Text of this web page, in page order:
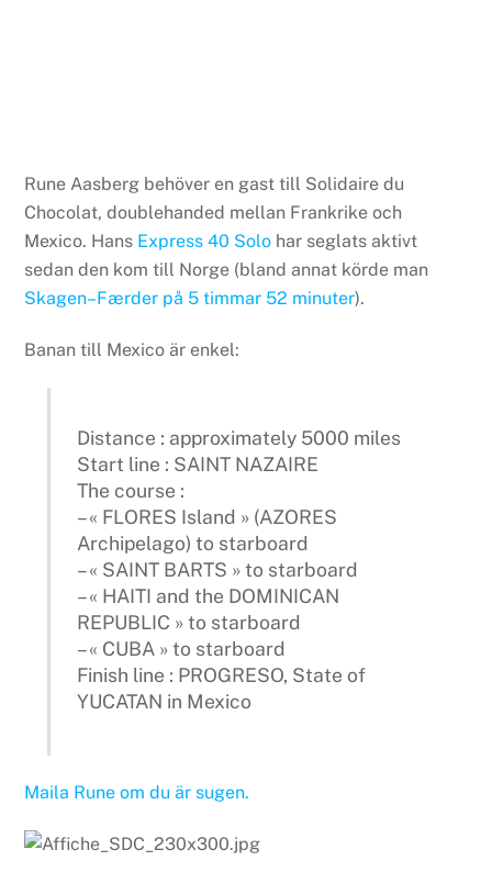
Rune Aasberg behöver en gast till Solidaire du
Chocolat, doublehanded mellan Frankrike och
Mexico. Hans Express 40 Solo har seglats aktivt
sedan den kom till Norge (bland annat körde man
Skagen–Færder på 5 timmar 52 minuter).
Banan till Mexico är enkel:
Distance : approximately 5000 miles
Start line : SAINT NAZAIRE
The course :
– « FLORES Island » (AZORES
Archipelago) to starboard
– « SAINT BARTS » to starboard
– « HAITI and the DOMINICAN
REPUBLIC » to starboard
– « CUBA » to starboard
Finish line : PROGRESO, State of
YUCATAN in Mexico
Maila Rune om du är sugen.